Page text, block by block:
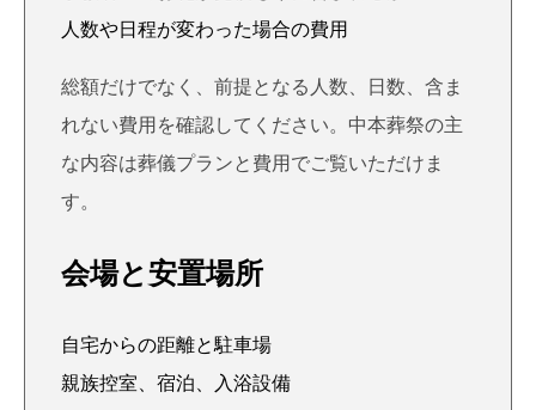
人数や日程が変わった場合の費用
総額だけでなく、前提となる人数、日数、含ま
れない費用を確認してください。中本葬祭の主
な内容は葬儀プランと費用 でご覧いただけま
す。
会場と安置場所
自宅からの距離と駐車場
親族控室、宿泊、入浴設備